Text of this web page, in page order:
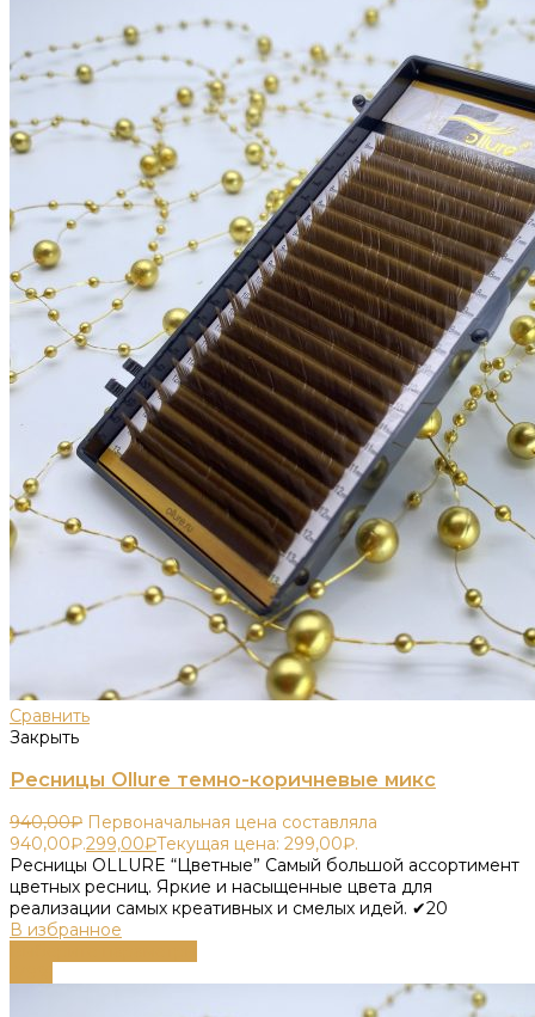
Сравнить
Закрыть
Ресницы Ollure темно-коричневые микс
940,00₽ Первоначальная цена составляла
940,00₽.299,00₽Текущая цена: 299,00₽.
Ресницы OLLURE “Цветные” Самый большой ассортимент
цветных ресниц. Яркие и насыщенные цвета для
реализации самых креативных и смелых идей. ✔20
В избранное